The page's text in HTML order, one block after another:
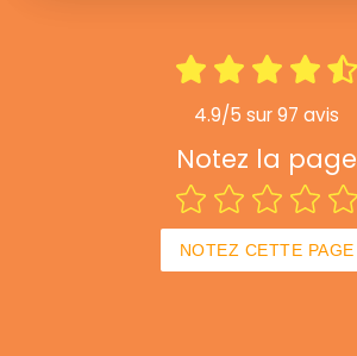
4.9/5 sur 97 avis
Notez la page
NOTEZ CETTE PAGE